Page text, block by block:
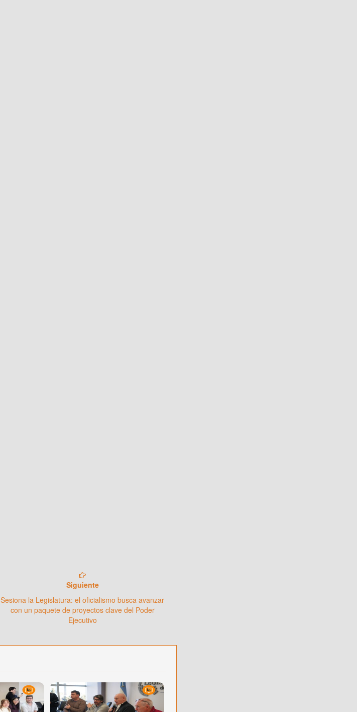
Siguiente
Sesiona la Legislatura: el oficialismo busca avanzar
con un paquete de proyectos clave del Poder
Ejecutivo